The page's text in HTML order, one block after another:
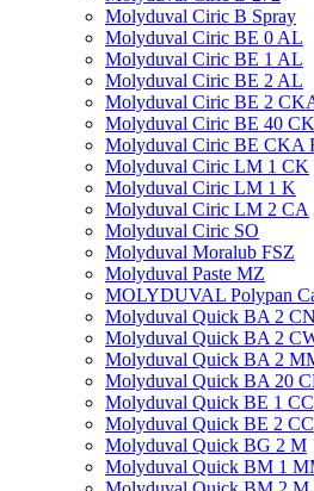
Molyduval Ciric B Spray
Molyduval Ciric BE 0 AL
Molyduval Ciric BE 1 AL
Molyduval Ciric BE 2 AL
Molyduval Ciric BE 2
Molyduval Ciric BE 40
Molyduval Ciric BE CKA
Molyduval Ciric LM 1 CK
Molyduval Ciric LM 1 K
Molyduval Ciric LM 2 CA
Molyduval Ciric SO
Molyduval Moralub FSZ
Molyduval Paste MZ
MOLYDUVAL Polypan
Molyduval Quick BA 2 CN
Molyduval Quick BA 2
Molyduval Quick BA 2
Molyduval Quick BA 20
Molyduval Quick BE 1 CC
Molyduval Quick BE 2 CC
Molyduval Quick BG 2 M
Molyduval Quick BM 1